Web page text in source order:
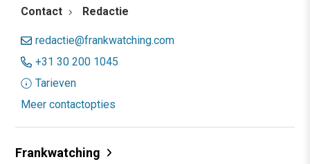
Contact Redactie
redactie@frankwatching.com
+31 30 200 1045
Tarieven
Meer contactopties
Frankwatching